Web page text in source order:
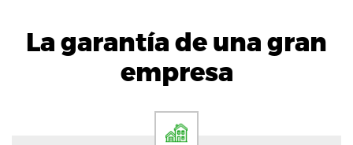
La garantía de una gran
empresa